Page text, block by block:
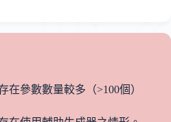
在參數數量較多（>100個）